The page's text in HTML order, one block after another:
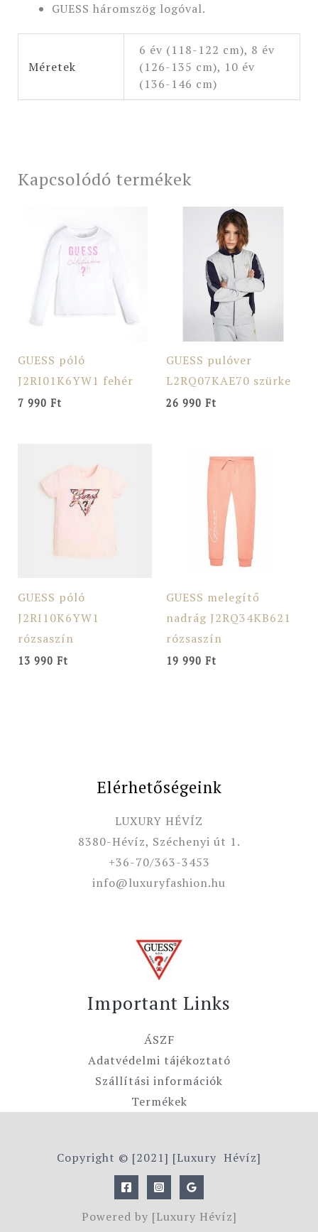
GUESS háromszög logóval.
Méretek
6 év (118-122 cm), 8 év
(126-135 cm), 10 év
(136-146 cm)
Kapcsolódó termékek
GUESS póló
J2RI01K6YW1 fehér
7 990 Ft
GUESS pulóver
L2RQ07KAE70 szürke
26 990 Ft
GUESS póló
J2RI10K6YW1
rózsaszín
13 990 Ft
GUESS melegítő
nadrág J2RQ34KB621
rózsaszín
19 990 Ft
Elérhetőségeink
LUXURY HÉVÍZ
8380-Hévíz, Széchenyi út 1.
+36-70/363-3453
info@luxuryfashion.hu
Important Links
ÁSZF
Adatvédelmi tájékoztató
Szállítási információk
Termékek
Copyright © [2021] [Luxury Hévíz]
Powered by [Luxury Hévíz]